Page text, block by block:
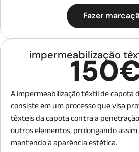
Fazer
impermeabilização
A impermeabilização têxtil de capota
consiste em um processo que visa
têxteis da capota contra a
outros elementos, prolongando
mantendo a aparência estética.